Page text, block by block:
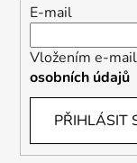
E-mail
Vložením e-
osobních údajů
PŘIHLÁSIT